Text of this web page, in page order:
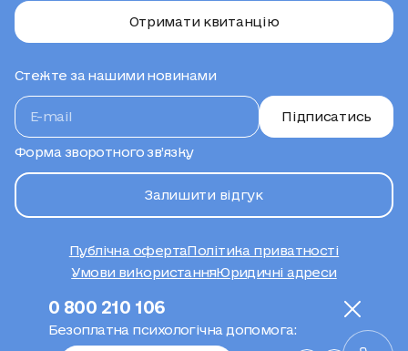
Безоплатна психологічна допомога:
0 800 210 106
Отримати квитанцію
Стежте за нашими новинами
Підписатись
Форма зворотного зв’язку
Залишити відгук
Публічна офертаПолітика приватності
Умови використанняЮридичні адреси
Сайт створено